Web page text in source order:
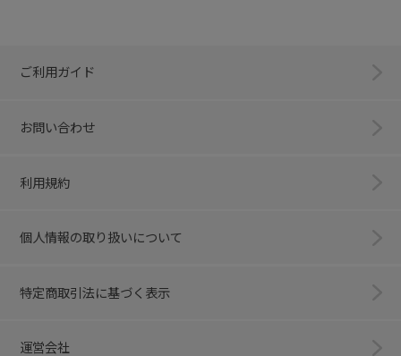
ご利用ガイド
お問い合わせ
利用規約
個人情報の取り扱いについて
特定商取引法に基づく表示
運営会社